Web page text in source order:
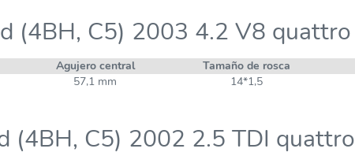
(4BH, C5) 2003 4.2 V8 quattro
Agujero central Tamaño de rosca
57,1 mm 14*1,5
(4BH, C5) 2002 2.5 TDI quattro